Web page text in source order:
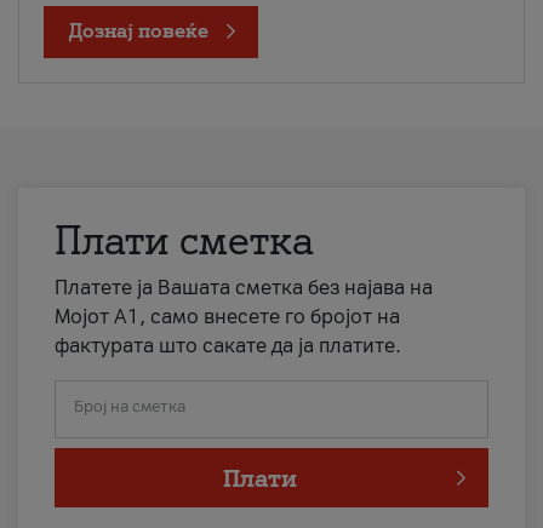
Дознај повеќе
Плати сметка
Платете ја Вашата сметка без најава на
Мојот А1, само внесете го бројот на
фактурата што сакате да ја платите.
Број на сметка
Плати